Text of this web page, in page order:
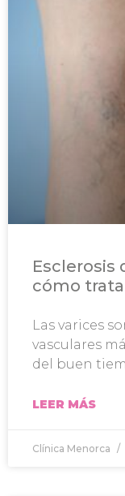
Esclerosis
cómo
Las varices
vasculares
del buen
LEER MÁS
Clínica Menorca